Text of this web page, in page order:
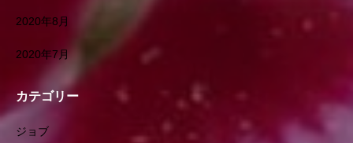
2020年8月
2020年7月
カテゴリー
ジョブ